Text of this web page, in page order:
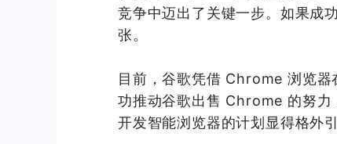
竞争中迈出了关键一步。如果成
张。
目前，谷歌凭借 Chrome 浏览器
功推动谷歌出售 Chrome 的努力
开发智能浏览器的计划显得格外